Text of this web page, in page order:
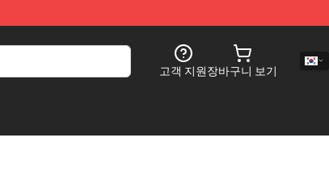
고객 지원장바구니 보기